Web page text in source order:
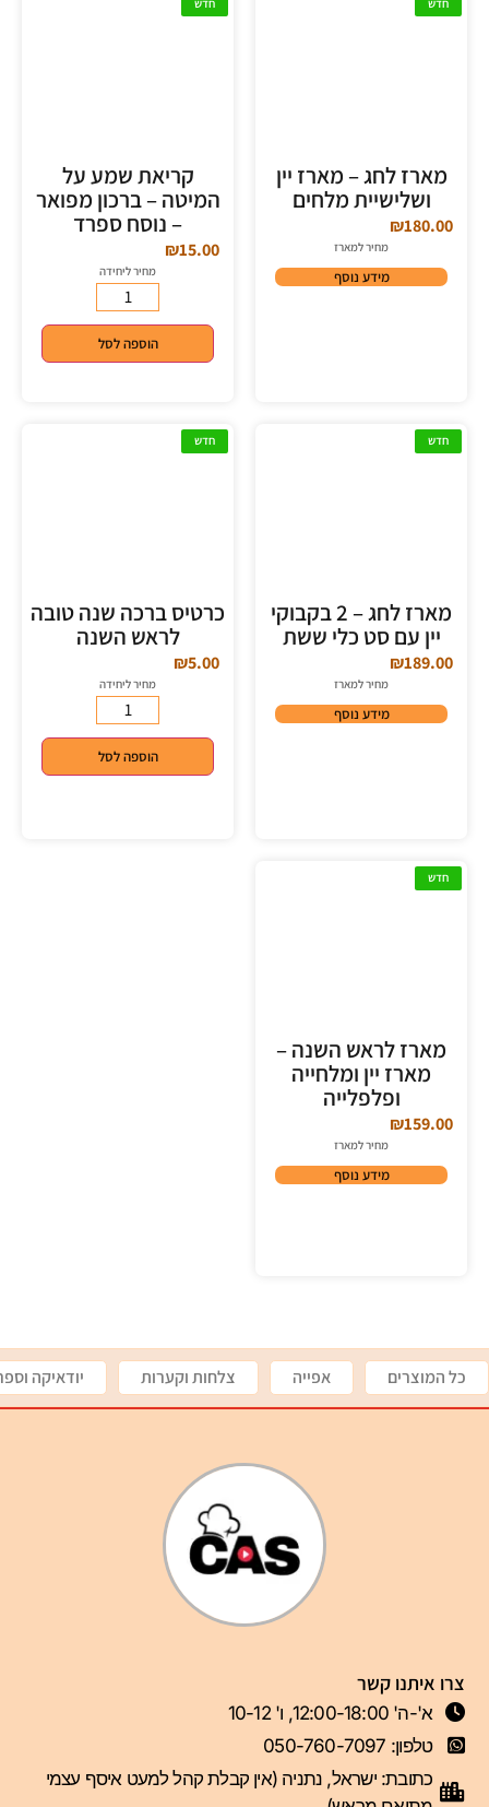
חדש
מארז לחג – מארז יין
ושלישיית מלחים
₪180.00
מחיר למארז
מידע נוסף
חדש
קריאת שמע על
המיטה – ברכון מפואר
– נוסח ספרד
₪15.00
מחיר ליחידה
הוספה לסל
חדש
מארז לחג – 2 בקבוקי
יין עם סט כלי ששת
₪189.00
מחיר למארז
מידע נוסף
חדש
כרטיס ברכה שנה טובה
לראש השנה
₪5.00
מחיר ליחידה
הוספה לסל
חדש
מארז לראש השנה –
מארז יין ומלחייה
ופלפלייה
₪159.00
מחיר למארז
מידע נוסף
כל המוצרים אפייה צלחות וקערות יודאיקה
צרו איתנו קשר
א'-ה' 12:00-18:00, ו' 10-12
טלפון: 050-760-7097
כתובת: ישראל, נתניה (אין קבלת קהל למעט איסף עצמי